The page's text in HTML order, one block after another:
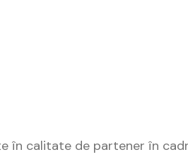
în calitate de partener în